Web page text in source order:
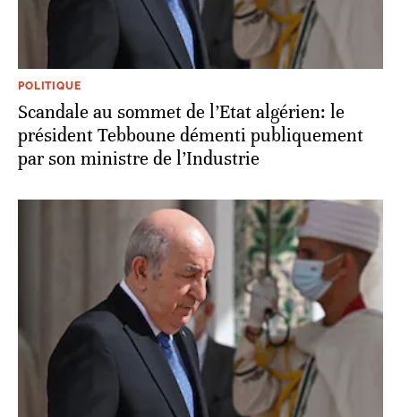
POLITIQUE
Scandale au sommet de l’Etat algérien: le
président Tebboune démenti publiquement
par son ministre de l’Industrie